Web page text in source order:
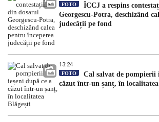
FOTO
ÎCCJ a respins
Georgescu-Potra, deschizând
judecății pe fond
13:24
FOTO
Cal salvat de pompierii
căzut într-un șanț, în